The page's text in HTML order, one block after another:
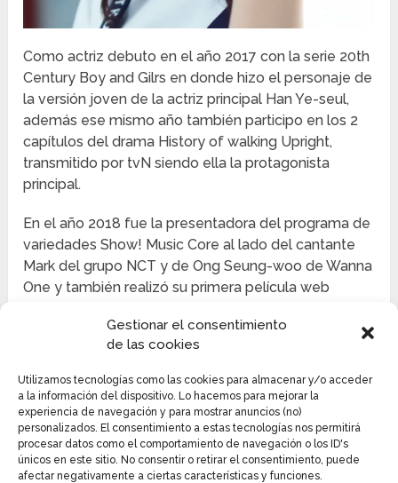
Gestionar el consentimiento
de las cookies
Utilizamos tecnologías como las cookies para almacenar y/o acceder
a la información del dispositivo. Lo hacemos para mejorar la
experiencia de navegación y para mostrar anuncios (no)
personalizados. El consentimiento a estas tecnologías nos permitirá
procesar datos como el comportamiento de navegación o los ID's
únicos en este sitio. No consentir o retirar el consentimiento, puede
afectar negativamente a ciertas características y funciones.
Como actriz debuto en el año 2017 con la serie 20th
Century Boy and Gilrs en donde hizo el personaje de
la versión joven de la actriz principal Han Ye-seul,
además ese mismo año también participo en los 2
capítulos del drama History of walking Upright,
transmitido por tvN siendo ella la protagonista
principal.
En el año 2018 fue la presentadora del programa de
variedades Show! Music Core al lado del cantante
Mark del grupo NCT y de Ong Seung-woo de Wanna
One y también realizó su primera película web
Sehun del grupo EXO, y le dieron un papel
secundario en Tale of Fairy (Cuento de Hadas).
KIM JI-SEOK
Es un actor surcoreano que nació el 21 de abril de
1981, también es rapero y cantante. Su debut fue en
el año 2001 en la banda de chicos Eurodance LEO